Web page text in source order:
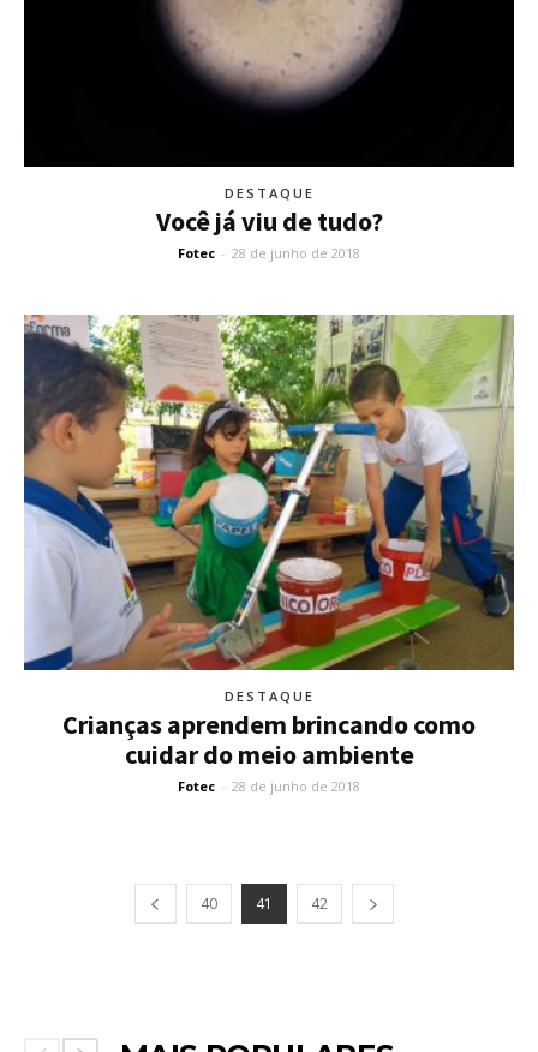
DESTAQUE
Você já viu de tudo?
Fotec - 28 de junho de 2018
DESTAQUE
Crianças aprendem brincando como
cuidar do meio ambiente
Fotec - 28 de junho de 2018
40 41 42